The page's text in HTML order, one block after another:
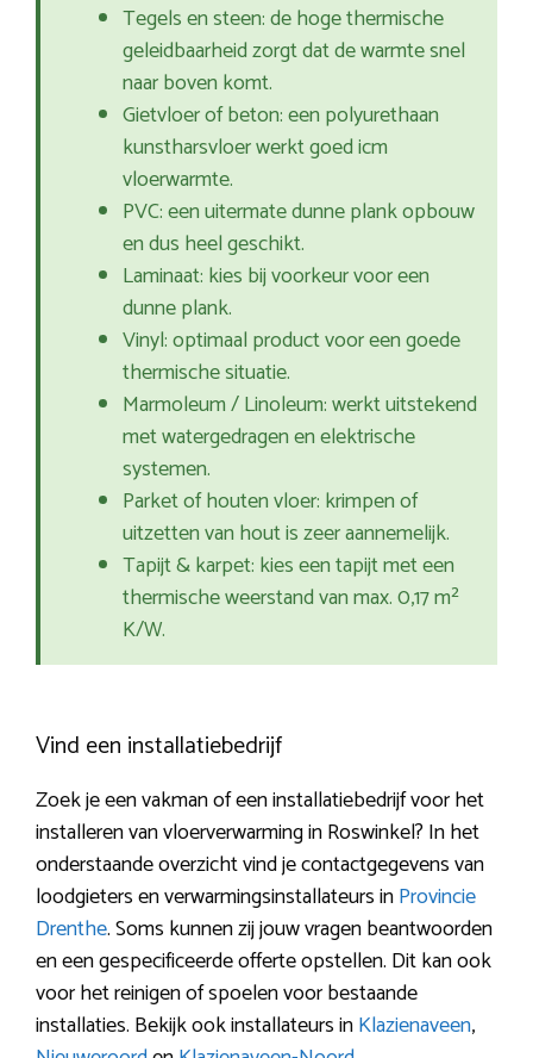
Tegels en steen: de hoge thermische
geleidbaarheid zorgt dat de warmte snel
naar boven komt.
Gietvloer of beton: een polyurethaan
kunstharsvloer werkt goed icm
vloerwarmte.
PVC: een uitermate dunne plank opbouw
en dus heel geschikt.
Laminaat: kies bij voorkeur voor een
dunne plank.
Vinyl: optimaal product voor een goede
thermische situatie.
Marmoleum / Linoleum: werkt uitstekend
met watergedragen en elektrische
systemen.
Parket of houten vloer: krimpen of
uitzetten van hout is zeer aannemelijk.
Tapijt & karpet: kies een tapijt met een
thermische weerstand van max. 0,17 m²
K/W.
Vind een installatiebedrijf
Zoek je een vakman of een installatiebedrijf voor het
installeren van vloerverwarming in Roswinkel? In het
onderstaande overzicht vind je contactgegevens van
loodgieters en verwarmingsinstallateurs inProvincie
Drenthe. Soms kunnen zij jouw vragen beantwoorden
en een gespecificeerde offerte opstellen. Dit kan ook
voor het reinigen of spoelen voor bestaande
installaties. Bekijk ook installateurs inKlazienaveen,